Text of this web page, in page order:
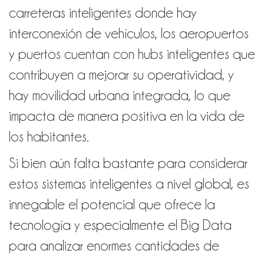
carreteras inteligentes donde hay
interconexión de vehículos, los aeropuertos
y puertos cuentan con hubs inteligentes que
contribuyen a mejorar su operatividad, y
hay movilidad urbana integrada, lo que
impacta de manera positiva en la vida de
los habitantes.
Si bien aún falta bastante para considerar
estos sistemas inteligentes a nivel global, es
innegable el potencial que ofrece la
tecnología y especialmente el Big Data
para analizar enormes cantidades de